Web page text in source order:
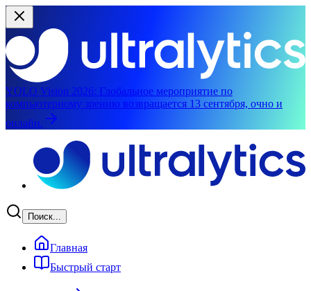
YOLO Vision 2026: Глобальное мероприятие по
компьютерному зрению возвращается 13 сентября, очно и
онлайн.
Поиск...
Главная
Быстрый старт